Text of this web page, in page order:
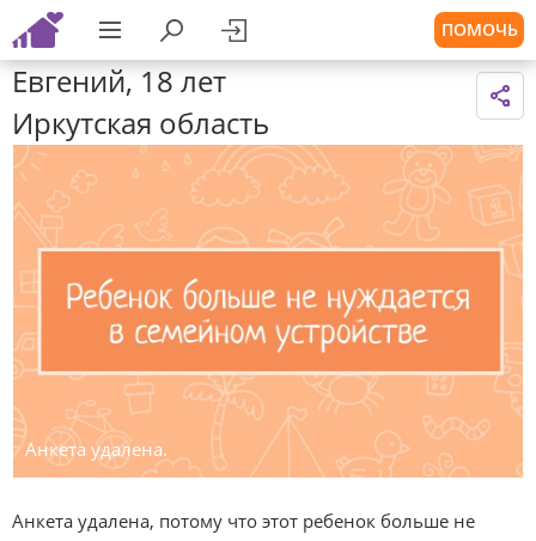
ПОМОЧЬ
Евгений, 18 лет
Иркутская область
Анкета удалена.
Анкета удалена, потому что этот ребенок больше не